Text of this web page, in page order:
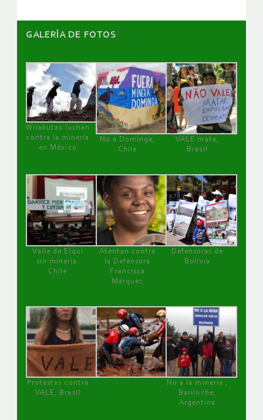
GALERÌA DE FOTOS
Wirakutas luchan
contra la minería
en México
No a Dominga,
Chile
VALE mata,
Brasil
Valle de Elqui
sin minería.
Chile
Atentan contra
la Defensora
Francisca
Márquez
Defensoras de
Bolivia
Protestas contra
VALE, Brasil
No a la minería ,
Bariloche,
Argentina